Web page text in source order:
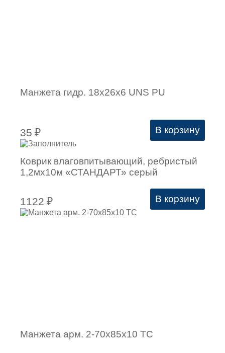
Манжета гидр. 18х26х6 UNS PU
35 ₽ В корзину
Коврик влаговпитывающий, ребристый
1,2мх10м «СТАНДАРТ» серый
1122 ₽ В корзину
Манжета арм. 2-70х85х10 ТС